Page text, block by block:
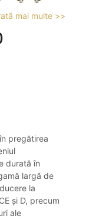
mai multe >>
pregătirea
durată în
largă de
la
și D, precum
ale